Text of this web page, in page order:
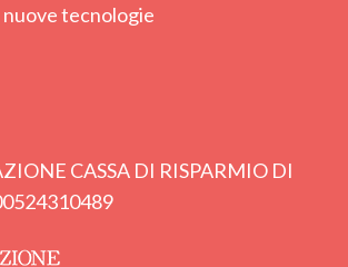
nuove tecnologie
CASSA DI RISPARMIO DI